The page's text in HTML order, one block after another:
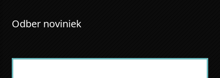
Odber noviniek